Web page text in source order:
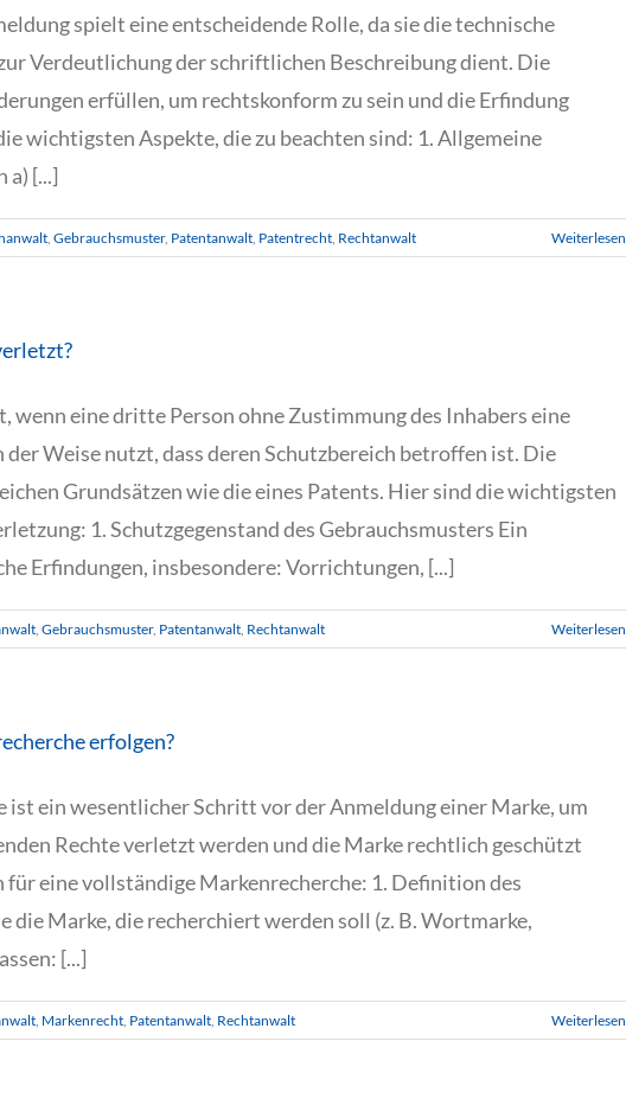
spielt eine entscheidende Rolle, da sie die technische
Verdeutlichung der schriftlichen Beschreibung dient. Die
erfüllen, um rechtskonform zu sein und die Erfindung
wichtigsten Aspekte, die zu beachten sind: 1. Allgemeine
a) [...]
, Gebrauchsmuster, Patentanwalt, Patentrecht, Rechtanwalt Weiterlesen
wenn eine dritte Person ohne Zustimmung des Inhabers eine
Weise nutzt, dass deren Schutzbereich betroffen ist. Die
Grundsätzen wie die eines Patents. Hier sind die wichtigsten
1. Schutzgegenstand des Gebrauchsmusters Ein
Erfindungen, insbesondere: Vorrichtungen, [...]
, Gebrauchsmuster, Patentanwalt, Rechtanwalt Weiterlesen
erfolgen?
ist ein wesentlicher Schritt vor der Anmeldung einer Marke, um
Rechte verletzt werden und die Marke rechtlich geschützt
eine vollständige Markenrecherche: 1. Definition des
die Marke, die recherchiert werden soll (z. B. Wortmarke,
[...]
, Markenrecht, Patentanwalt, Rechtanwalt Weiterlesen